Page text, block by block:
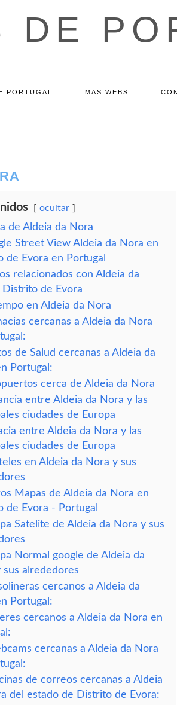
DE
PORTUGAL MAS WEBS
ocultar
de Aldeia da Nora
Street View Aldeia da Nora en
de Evora en Portugal
relacionados con Aldeia da
Distrito de Evora
en Aldeia da Nora
cercanas a Aldeia da Nora
de Salud cercanas a Aldeia da
Portugal:
cerca de Aldeia da Nora
entre Aldeia da Nora y las
ciudades de Europa
entre Aldeia da Nora y las
ciudades de Europa
en Aldeia da Nora y sus
Mapas de Aldeia da Nora en
de Evora - Portugal
Satelite de Aldeia da Nora y sus
Normal google de Aldeia da
sus alrededores
cercanos a Aldeia da
Portugal:
cercanos a Aldeia da Nora en
cercanas a Aldeia da Nora
de correos cercanas a Aldeia
del estado de Distrito de Evora: